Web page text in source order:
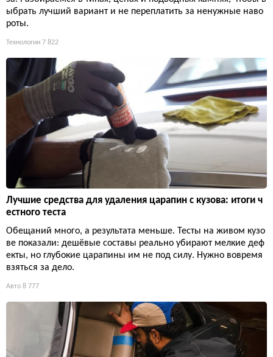
ыбрать лучший вариант и не переплатить за ненужные наво
роты.
Технологии 7 822
Лучшие средства для удаления царапин с кузова: итоги ч
естного теста
Обещаний много, а результата меньше. Тесты на живом кузо
ве показали: дешёвые составы реально убирают мелкие деф
екты, но глубокие царапины им не под силу. Нужно вовремя
взяться за дело.
Авто 8 777